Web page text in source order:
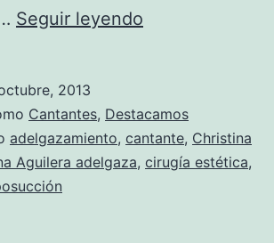
Seguir leyendo
Christina
Aguilera:
¿dieta
2013
Cantantes, Destacamos
adelgazamiento, cantante, Christina
Aguilera adelgaza, cirugía estética,